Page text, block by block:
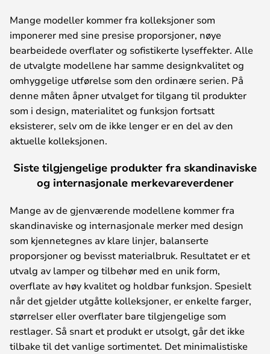
Mange modeller kommer fra kolleksjoner som
imponerer med sine presise proporsjoner, nøye
bearbeidede overflater og sofistikerte lyseffekter. Alle
de utvalgte modellene har samme designkvalitet og
omhyggelige utførelse som den ordinære serien. På
denne måten åpner utvalget for tilgang til produkter
som i design, materialitet og funksjon fortsatt
eksisterer, selv om de ikke lenger er en del av den
aktuelle kolleksjonen.
Siste tilgjengelige produkter fra skandinaviske
og internasjonale merkevareverdener
Mange av de gjenværende modellene kommer fra
skandinaviske og internasjonale merker med design
som kjennetegnes av klare linjer, balanserte
proporsjoner og bevisst materialbruk. Resultatet er et
utvalg av lamper og tilbehør med en unik form,
overflate av høy kvalitet og holdbar funksjon. Spesielt
når det gjelder utgåtte kolleksjoner, er enkelte farger,
størrelser eller overflater bare tilgjengelige som
restlager. Så snart et produkt er utsolgt, går det ikke
tilbake til det vanlige sortimentet. Det minimalistiske